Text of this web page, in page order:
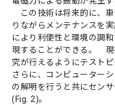
半導体 宇宙
放射線
数学・物理
量子
化学
物理化学
機能物
無機・錯体化学
有機材料 無機材
エネルギー関連化学
この技術は将来的に、車
りながらメンテナンスを
により利便性と環境の調
現することができる。 現
究が行えるようにテスト
さらに、コンピューター
の解明を行うと共にセン
(Fig. 2)。